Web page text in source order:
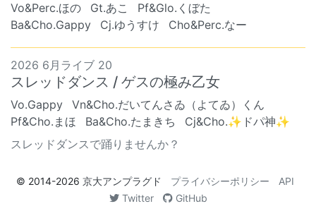
Vo&Perc.ほの Gt.あこ
Pf&Glo.くぼた
Ba&Cho.Gappy
Cj.ゆうすけ Cho&Perc.なー
2026 6月ライブ 20
スレッドダンス / ゲスの極み乙女
Vo.Gappy
Vn&Cho.だいてんさゐ（よてゐ）くん
Pf&Cho.まほ
Ba&Cho.たまきち
Cj&Cho.✨ドパ神✨
スレッドダンスで踊りませんか？
© 2014-2026 京大アンプラグド プライバシーポリシー
API
Twitter
GitHub